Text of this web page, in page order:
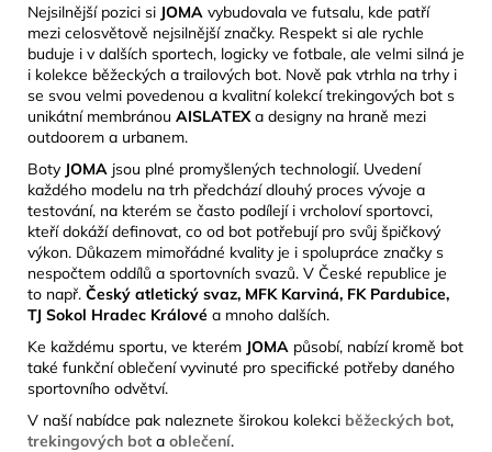
Nejsilnější pozici si JOMA vybudovala ve futsalu, kde patří
mezi celosvětově nejsilnější značky. Respekt si ale rychle
buduje i v dalších sportech, logicky ve fotbale, ale velmi silná je
i kolekce běžeckých a trailových bot. Nově pak vtrhla na trhy i
se svou velmi povedenou a kvalitní kolekcí trekingových bot s
unikátní membránou AISLATEXa designy na hraně mezi
outdoorem a urbanem.
Boty JOMA jsou plné promyšlených technologií. Uvedení
každého modelu na trh předchází dlouhý proces vývoje a
testování, na kterém se často podílejí i vrcholoví sportovci,
kteří dokáží definovat, co od bot potřebují pro svůj špičkový
výkon. Důkazem mimořádné kvality je i spolupráce značky s
nespočtem oddílů a sportovních svazů. V České republice je
to např. Český atletický svaz, MFK Karviná, FK Pardubice,
TJ Sokol Hradec Králové a mnoho dalších.
Ke každému sportu, ve kterém JOMA působí, nabízí kromě bot
také funkční oblečení vyvinuté pro specifické potřeby daného
sportovního odvětví.
V naší nabídce pak naleznete širokou kolekci běžeckých bot,
trekingových bot a oblečení.